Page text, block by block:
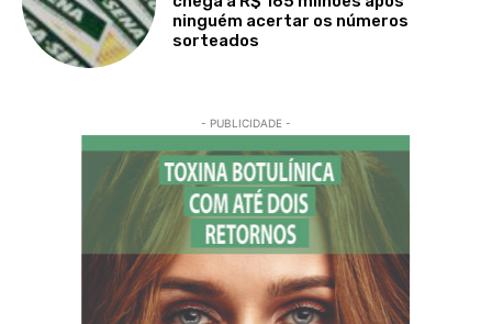
ninguém acertar os números
sorteados
- PUBLICIDADE -